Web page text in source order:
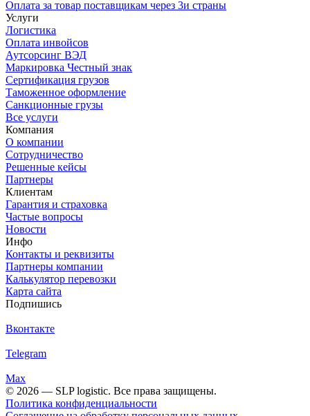
Оплата за товар поставщикам через 3и страны
Услуги
Логистика
Оплата инвойсов
Аутсорсинг ВЭД
Маркировка Честный знак
Сертификация грузов
Таможенное оформление
Санкционные грузы
Все услуги
Компания
О компании
Сотрудничество
Решенные кейсы
Партнеры
Клиентам
Гарантия и страховка
Частые вопросы
Новости
Инфо
Контакты и реквизиты
Партнеры компании
Калькулятор перевозки
Карта сайта
Подпишись
Вконтакте
Telegram
Max
© 2026 — SLP logistic. Все права защищены.
Политика конфиденциальности